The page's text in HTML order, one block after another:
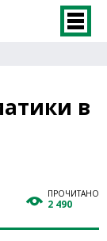
в
ПРОЧИТАНО
2 490